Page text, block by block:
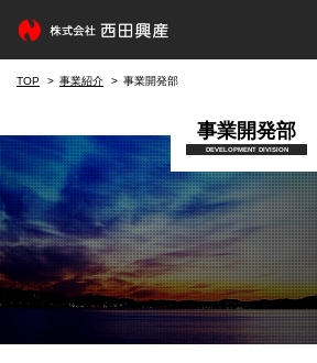
TOP 事業紹介 事業開発部
事業開発部
DEVELOPMENT DIVISION